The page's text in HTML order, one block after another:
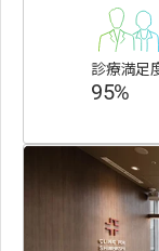
診療満足
95%